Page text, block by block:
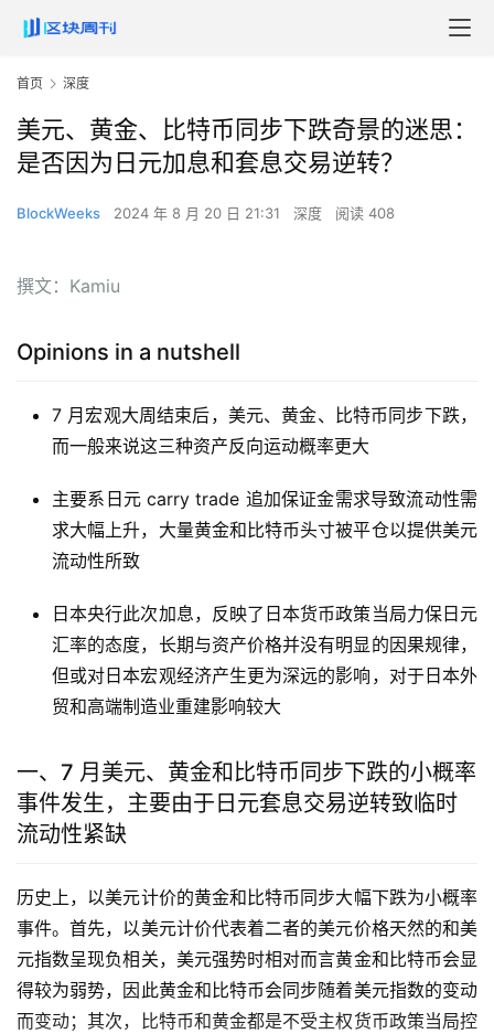
首页 深度
美元、黄金、比特币同步下跌奇景的迷思：
是否因为日元加息和套息交易逆转？
BlockWeeks 2024 年 8 月 20 日 21:31 深度 阅读 408
撰文：Kamiu
Opinions in a nutshell
7 月宏观大周结束后，美元、黄金、比特币同步下跌，
而一般来说这三种资产反向运动概率更大
主要系日元 carry trade 追加保证金需求导致流动性需
求大幅上升，大量黄金和比特币头寸被平仓以提供美元
流动性所致
日本央行此次加息，反映了日本货币政策当局力保日元
汇率的态度，长期与资产价格并没有明显的因果规律，
但或对日本宏观经济产生更为深远的影响，对于日本外
贸和高端制造业重建影响较大
一、7 月美元、黄金和比特币同步下跌的小概率
事件发生，主要由于日元套息交易逆转致临时
流动性紧缺
历史上，以美元计价的黄金和比特币同步大幅下跌为小概率
事件。首先，以美元计价代表着二者的美元价格天然的和美
元指数呈现负相关，美元强势时相对而言黄金和比特币会显
得较为弱势，因此黄金和比特币会同步随着美元指数的变动
而变动；其次，比特币和黄金都是不受主权货币政策当局控